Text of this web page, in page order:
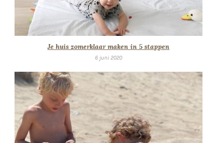
Je huis zomerklaar maken in 5 stappen
6 juni 2020